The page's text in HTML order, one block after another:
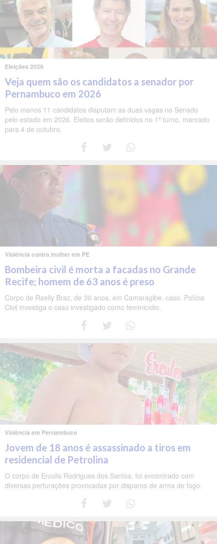
Eleições 2026
Veja quem são os candidatos a senador por
Pernambuco em 2026
Pelo menos 11 candidatos disputam as duas vagas no Senado
pelo estado em 2026. Eleitos serão definidos no 1º turno, marcado
para 4 de outubro.
Violência contra mulher em PE
Bombeira civil é morta a facadas no Grande
Recife; homem de 63 anos é preso
Corpo de Raelly Braz, de 30 anos, em Camaragibe. caso. Polícia
Civil investiga o caso investigado como feminicídio.
Violência em Pernambuco
Jovem de 18 anos é assassinado a tiros em
residencial de Petrolina
O corpo de Ercolis Rodrigues dos Santos, foi encontrado com
diversas perfurações provocadas por disparos de arma de fogo.